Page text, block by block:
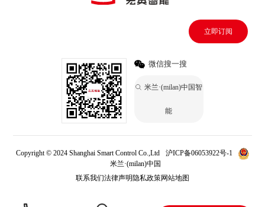
立即订阅
微信搜一搜
米兰·(milan)中国智
能
Copyright © 2024 Shanghai Smart Control Co.,Ltd
沪ICP备06053922号-1
米兰·(milan)中国
联系我们法律声明 隐私政策网站地图